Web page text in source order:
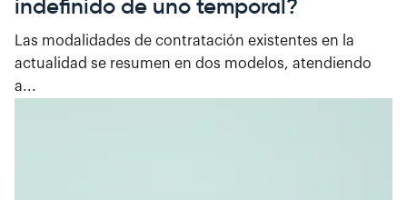
indefinido de uno temporal?
Las modalidades de contratación existentes en la
actualidad se resumen en dos modelos, atendiendo
a...